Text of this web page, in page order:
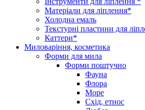
Матеріали для ліплення*
Холодна емаль
Текстурні пластини для
Каттери*
Миловаріння, косметика
Форми для мила
Форми поштучно
Фауна
Флора
Море
Схід, етнос